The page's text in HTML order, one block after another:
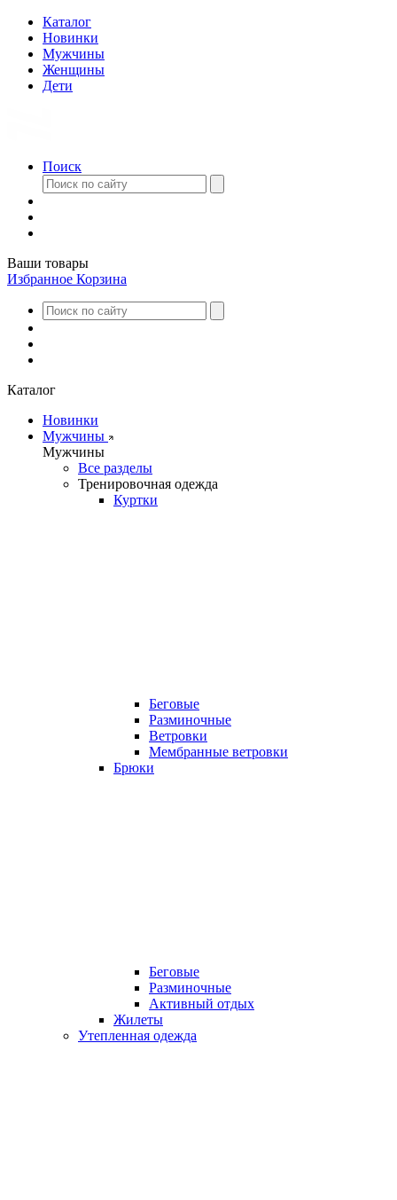
Каталог
Новинки
Мужчины
Женщины
Дети
Поиск
Ваши товары
Избранное Корзина
Каталог
Новинки
Мужчины
Мужчины
Все разделы
Тренировочная одежда
Куртки
Беговые
Разминочные
Ветровки
Мембранные ветровки
Брюки
Беговые
Разминочные
Активный отдых
Жилеты
Утепленная одежда